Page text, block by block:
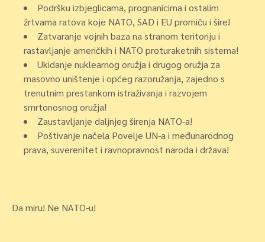
Podršku izbjeglicama, prognanicima i ostalim
žrtvama ratova koje NATO, SAD i EU promiču i šire!
Zatvaranje vojnih baza na stranom teritoriju i
rastavljanje američkih i NATO proturaketnih sistema!
Ukidanje nuklearnog oružja i drugog oružja za
masovno uništenje i općeg razoružanja, zajedno s
trenutnim prestankom istraživanja i razvojem
smrtonosnog oružja!
Zaustavljanje daljnjeg širenja NATO-a!
Poštivanje načela Povelje UN-a i međunarodnog
prava, suverenitet i ravnopravnost naroda i država!
Da miru! Ne NATO-u!